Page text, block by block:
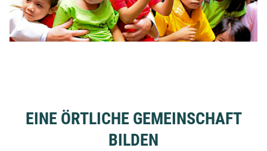
EINE ÖRTLICHE GEMEINSCHAFT
BILDEN